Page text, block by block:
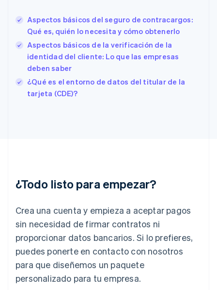
Aspectos básicos del seguro de contracargos:
Qué es, quién lo necesita y cómo obtenerlo
Aspectos básicos de la verificación de la
identidad del cliente: Lo que las empresas
deben saber
¿Qué es el entorno de datos del titular de la
tarjeta (CDE)?
¿Todo listo para empezar?
Crea una cuenta y empieza a aceptar pagos
sin necesidad de firmar contratos ni
proporcionar datos bancarios. Si lo prefieres,
puedes ponerte en contacto con nosotros
para que diseñemos un paquete
personalizado para tu empresa.
EnglishEspañol简体中文
Estonia
English
Finlandia
EnglishSvenska
Francia
Gibraltar
English
Italia
Japón
日本語 English
Letonia
English
Liechtenstein
DeutschEnglish
Lituania
English
Luxemburgo